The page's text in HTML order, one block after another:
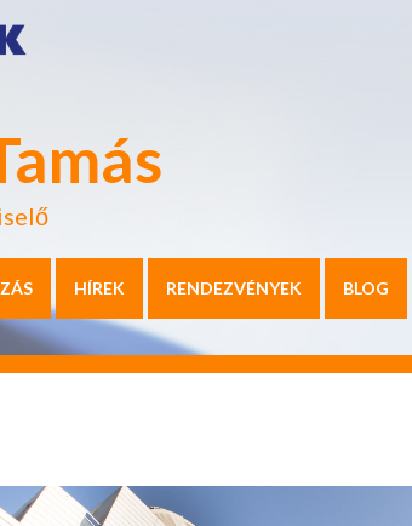
HÍREK RENDEZVÉNYEK BLOG